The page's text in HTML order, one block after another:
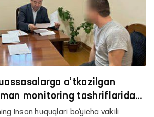
o‘tkazilgan
monitoring tashriflarida
aniqlandi?
Inson huquqlari bo‘yicha vakili